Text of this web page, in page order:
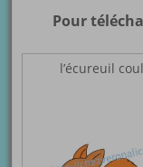
Pour
l’écureuil